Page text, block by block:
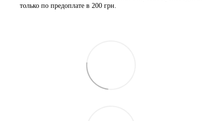
только по предоплате в 200 грн.